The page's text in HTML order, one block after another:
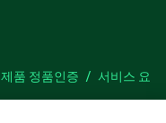
제품 정품인증
서비스 요